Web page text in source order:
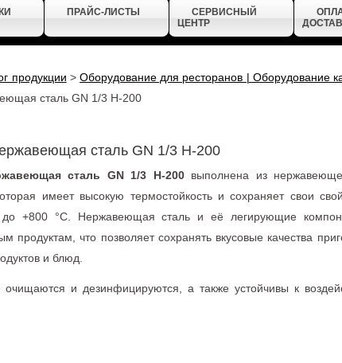
ПРАЙС-ЛИСТЫ
СЕРВИСНЫЙ
ЦЕНТР
продукции >Оборудование для ресторанов | Оборудование
сталь GN 1/3 Н-200
сталь GN 1/3 Н-200
сталь GN 1/3 Н-200выполнена из
имеет высокую термостойкость и сохраняет свои
до +800 °С. Нержавеющая сталь и её легирующие
продуктам, что позволяет сохранять вкусовые качества
и блюд.
очищаются и дезинфицируются, а также устойчивы к